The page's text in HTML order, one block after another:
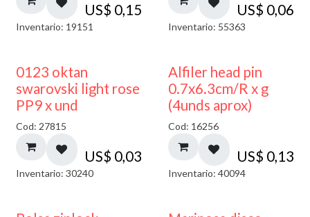
US$ 0,15
Inventario: 19151
US$ 0,06
Inventario: 55363
0123 oktan
swarovski light rose
PP9 x und
Cod: 27815
US$ 0,03
Inventario: 30240
Alfiler head pin
0.7x6.3cm/R x g
(4unds aprox)
Cod: 16256
US$ 0,13
Inventario: 40094